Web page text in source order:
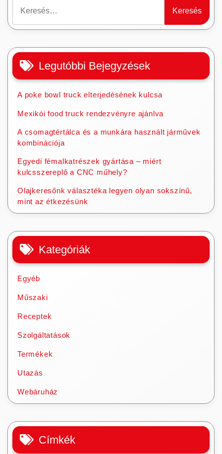
Legutóbbi Bejegyzések
A poke bowl truck elterjedésének kulcsa
Mexikói food truck rendezvényre ajánlva
A csomagtértálca és a munkára használt járművek
kombinációja
Egyedi fémalkatrészek gyártása – miért
kulcsszereplő a CNC műhely?
Olajkeresőnk választéka legyen olyan sokszínű,
mint az étkezésünk
Kategóriák
Egyéb
Műszaki
Receptek
Szolgáltatások
Termékek
Utazás
Webáruház
Címkék